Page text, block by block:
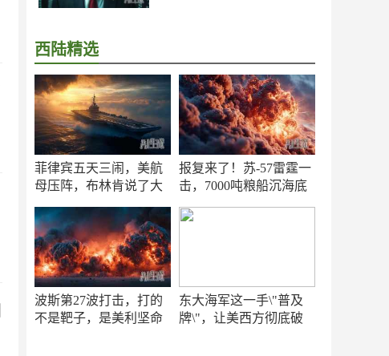
西陆精选
菲律宾五天三闹，美航
母压阵，布林肯说了大
报复来了！苏-57雷霆一
击，7000吨粮船沉海底
波斯第27波打击，打的
不是靶子，是美利坚命
东大海军这一手\"普及
牌\"，让美西方彻底破